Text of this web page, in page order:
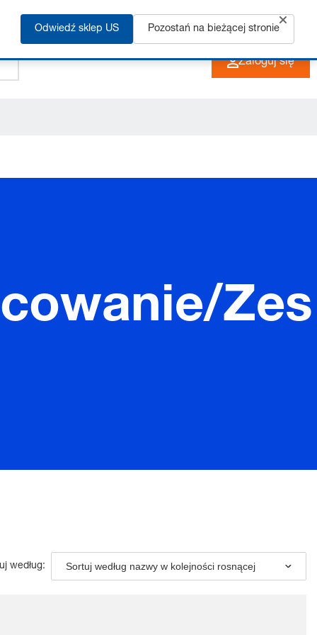
+48 33 480 22 10 PL
Zaloguj się
Zes
według: Sortuj według nazwy w kolejności rosnącej
Odwiedź sklep US Pozostań na bieżącej stronie